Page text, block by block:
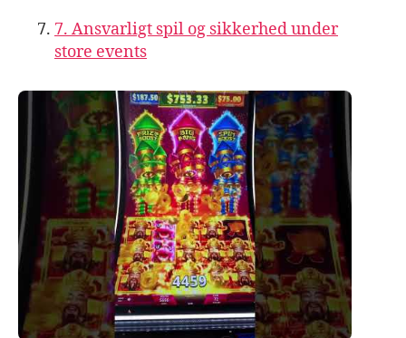
7. Ansvarligt spil og sikkerhed under
store events